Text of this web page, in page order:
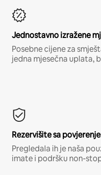
Jednostavno izražene
Posebne cijene za
jedna mjesečna uplata,
Rezervišite sa
Pregledala ih je naša
imate i podršku non-